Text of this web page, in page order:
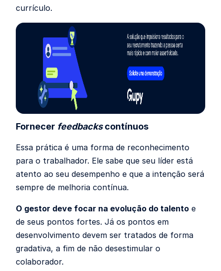
currículo.
Fornecer feedbackscontínuos
Essa prática é uma forma de reconhecimento
para o trabalhador. Ele sabe que seu líder está
atento ao seu desempenho e que a intenção será
sempre de melhoria contínua.
O gestor deve focar na evolução do talento e
de seus pontos fortes. Já os pontos em
desenvolvimento devem ser tratados de forma
gradativa, a fim de não desestimular o
colaborador.